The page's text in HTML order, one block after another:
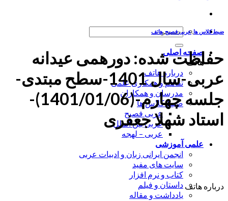
جستجو
صفحه اصلی
هاتف
درباره هاتف
تفاهم و همکاری علمی
مدرسان و همکاران
ضبط کلاس ها
عربی فصیح
عربی بین الملل
عربی – لهجه
علمی آموزشی
انجمن ایرانی زبان و ادبیات عربی
سایت های مفید
کتاب و نرم افزار
داستان و فیلم
یادداشت و مقاله
ضبط کلاس ها ,عربی فصیح,هاتف
حفاظت شده: دورهمی عیدانه
عربی-سال 1401-سطح مبتدی-
جلسه چهارم-(1401/01/06)-
استاد شهلا جعفری
درباره هاتف